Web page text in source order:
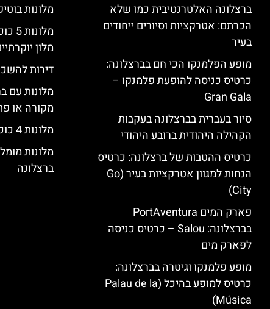
ברצלונה האלטרנטיבית כמו שלא
הכרתם: אטרקציות וסיורים ייחודים
בעיר
מופע הפלמנקו הכי חם בברצלונה:
כרטיס כניסה להופעת פלמנקו –
Gran Gala
סיור בעברית בברצלונה בעקבות
הקהילה היהודית ברובע היהודי
כרטיס ההטבות של ברצלונה: כרטיס
הנחות למגוון אטרקציות בעיר (Go
City)
פארק המים PortAventura
בברצלונה: Salou – כרטיס כניסה
לפארק מים
מופע פלמנקו וגיטרה בברצלונה:
כרטיס למופע בהיכל (Palau de la
Música)
מלונות
מלון
דירות
מלונות עם
מקורה או
מלונות 4 כוכבים בברצלונה
מלונות
ברצלונה